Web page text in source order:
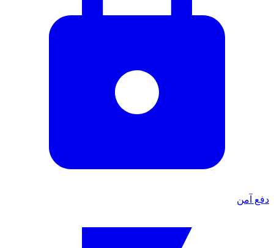
دفع آمن